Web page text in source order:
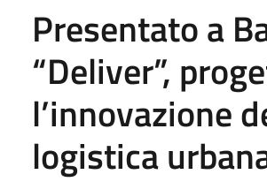
Presentato a
“Deliver”,
l’innovazione
logistica